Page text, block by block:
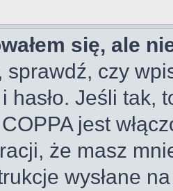
się, ale
sprawdź, czy
hasło. Jeśli tak,
jest
że masz
wysłane